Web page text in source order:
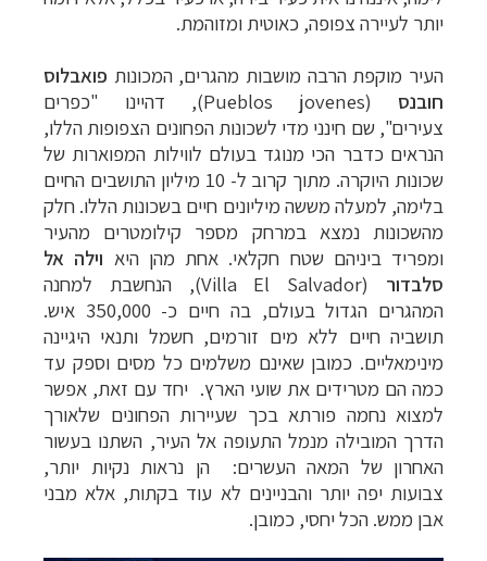
יותר לעיירה צפופה, כאוטית ומזוהמת.
העיר מוקפת הרבה מושבות מהגרים, המכונות פואבלוס
חובנס (
Pueblos jovenes
), דהיינו "כפרים
צעירים",שם חינני מדי לשכונות הפחונים הצפופות הללו,
הנראים כדבר הכי מנוגד בעולם לווילות המפוארות של
שכונות היוקרה. מתוך קרוב ל- 10 מיליון התושבים החיים
בלימה, למעלה מששה מיליונים חיים בשכונות הללו. חלק
מהשכונות נמצא במרחק מספר קילומטרים מהעיר
ומפריד ביניהם שטח חקלאי. אחת מהן היא וילה אל
סלבדור (
Villa El Salvador), הנחשבת למחנה
המהגרים הגדול בעולם, בה חיים כ- 350,000 איש.
תושביה חיים ללא מים זורמים, חשמל ותנאי היגיינה
מינימאליים. כמובן שאינם משלמים כל מסים וספק עד
כמה הם מטרידים אתשועי הארץ. יחד עם זאת, אפשר
למצוא נחמה פורתא בכך שעיירות הפחונים שלאורך
הדרך המובילה מנמל התעופה אל העיר, השתנו בעשור
האחרון של המאה העשרים: הן נראות נקיות יותר,
צבועות יפה יותרוהבניינים לא עוד בקתות, אלא מבני
אבן ממש. הכל יחסי, כמובן.